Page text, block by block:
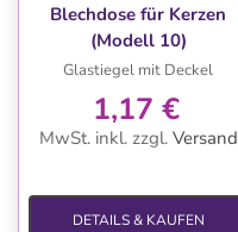
Blechdose für Kerzen
(Modell 10)
Glastiegel mit Deckel
1,17 €
MwSt. inkl. zzgl. Versand
DETAILS & KAUFEN